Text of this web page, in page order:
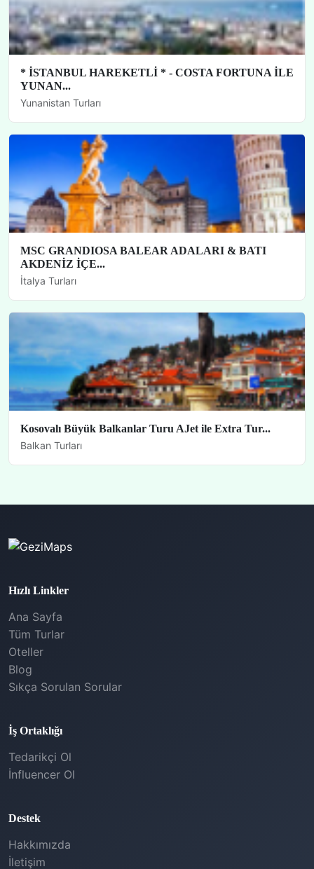
* İSTANBUL HAREKETLİ * - COSTA FORTUNA İLE
YUNAN...
Yunanistan Turları
MSC GRANDIOSA BALEAR ADALARI & BATI
AKDENİZ İÇE...
İtalya Turları
Kosovalı Büyük Balkanlar Turu AJet ile Extra Tur...
Balkan Turları
Hızlı Linkler
Ana Sayfa
Tüm Turlar
Oteller
Blog
Sıkça Sorulan Sorular
İş Ortaklığı
Tedarikçi Ol
İnfluencer Ol
Destek
Hakkımızda
İletişim